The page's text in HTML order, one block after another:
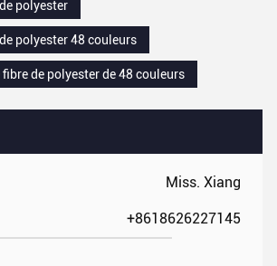
Miss. Xiang
+8618626227145
polyester
polyester 48 couleurs
de polyester de 48 couleurs